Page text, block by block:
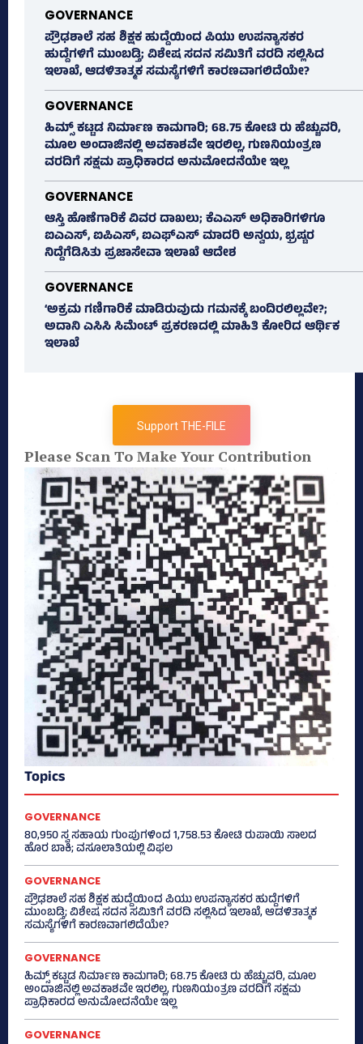
GOVERNANCE
ಪ್ರೌಢಶಾಲೆ ಸಹ ಶಿಕ್ಷಕ ಹುದ್ದೆಯಿಂದ ಪಿಯು ಉಪನ್ಯಾಸಕರ
ಹುದ್ದೆಗಳಿಗೆ ಮುಂಬಡ್ತಿ; ವಿಶೇಷ ಸದನ ಸಮಿತಿಗೆ ವರದಿ ಸಲ್ಲಿಸಿದ
ಇಲಾಖೆ, ಆಡಳಿತಾತ್ಮಕ ಸಮಸ್ಯೆಗಳಿಗೆ ಕಾರಣವಾಗಲಿದೆಯೇ?
GOVERNANCE
ಹಿಮ್ಸ್‌ ಕಟ್ಟಡ ನಿರ್ಮಾಣ ಕಾಮಗಾರಿ; 68.75 ಕೋಟಿ ರು ಹೆಚ್ಚುವರಿ,
ಮೂಲ ಅಂದಾಜಿನಲ್ಲಿ ಅವಕಾಶವೇ ಇರಲಿಲ್ಲ, ಗುಣನಿಯಂತ್ರಣ
ವರದಿಗೆ ಸಕ್ಷಮ ಪ್ರಾಧಿಕಾರದ ಅನುಮೋದನೆಯೇ ಇಲ್ಲ
GOVERNANCE
ಆಸ್ತಿ ಹೊಣೆಗಾರಿಕೆ ವಿವರ ದಾಖಲು; ಕೆಎಎಸ್ ಅಧಿಕಾರಿಗಳಿಗೂ
ಐಎಎಸ್‌, ಐಪಿಎಸ್‌, ಐಎಫ್‌ಎಸ್‌ ಮಾದರಿ ಅನ್ವಯ, ಭ್ರಷ್ಟರ
ನಿದ್ದೆಗೆಡಿಸಿತು ಪ್ರಜಾಸೇವಾ ಇಲಾಖೆ ಆದೇಶ
GOVERNANCE
‘ಅಕ್ರಮ ಗಣಿಗಾರಿಕೆ ಮಾಡಿರುವುದು ಗಮನಕ್ಕೆ ಬಂದಿರಲಿಲ್ಲವೇ?;
ಅದಾನಿ ಎಸಿಸಿ ಸಿಮೆಂಟ್ ಪ್ರಕರಣದಲ್ಲಿ ಮಾಹಿತಿ ಕೋರಿದ ಆರ್ಥಿಕ
ಇಲಾಖೆ
Support THE-FILE
Please Scan To Make Your Contribution
Topics
GOVERNANCE
80,950 ಸ್ವ ಸಹಾಯ ಗುಂಪುಗಳಿಂದ 1,758.53 ಕೋಟಿ ರುಪಾಯಿ ಸಾಲದ
ಹೊರ ಬಾಕಿ; ವಸೂಲಾತಿಯಲ್ಲಿ ವಿಫಲ
GOVERNANCE
ಪ್ರೌಢಶಾಲೆ ಸಹ ಶಿಕ್ಷಕ ಹುದ್ದೆಯಿಂದ ಪಿಯು ಉಪನ್ಯಾಸಕರ ಹುದ್ದೆಗಳಿಗೆ
ಮುಂಬಡ್ತಿ; ವಿಶೇಷ ಸದನ ಸಮಿತಿಗೆ ವರದಿ ಸಲ್ಲಿಸಿದ ಇಲಾಖೆ, ಆಡಳಿತಾತ್ಮಕ
ಸಮಸ್ಯೆಗಳಿಗೆ ಕಾರಣವಾಗಲಿದೆಯೇ?
GOVERNANCE
ಹಿಮ್ಸ್‌ ಕಟ್ಟಡ ನಿರ್ಮಾಣ ಕಾಮಗಾರಿ; 68.75 ಕೋಟಿ ರು ಹೆಚ್ಚುವರಿ, ಮೂಲ
ಅಂದಾಜಿನಲ್ಲಿ ಅವಕಾಶವೇ ಇರಲಿಲ್ಲ, ಗುಣನಿಯಂತ್ರಣ ವರದಿಗೆ ಸಕ್ಷಮ
ಪ್ರಾಧಿಕಾರದ ಅನುಮೋದನೆಯೇ ಇಲ್ಲ
GOVERNANCE